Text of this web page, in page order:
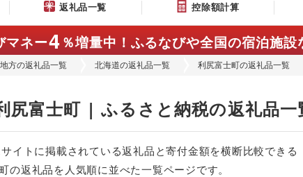
返礼品一覧 控除額計算
マネー4％増量中！ ふるなびや全国の宿泊施設
方の返礼品一覧 北海道の返礼品一覧 利尻富士町の返礼品一覧
尻富士町 | ふるさと納税の返礼品一
イトに掲載されている返礼品と寄付金額を横断比較できる
の返礼品を人気順に並べた一覧ページです。